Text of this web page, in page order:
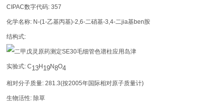
CIPAC数字代码: 357
化学名称: N-(1-乙基丙基)-2,6-二硝基-3,4-二jia基ben胺
结构式:
实验式: C13H 19N8O4
相对分子质量: 281.3(按2005年国际相对原子质量计)
生物活性: 除草